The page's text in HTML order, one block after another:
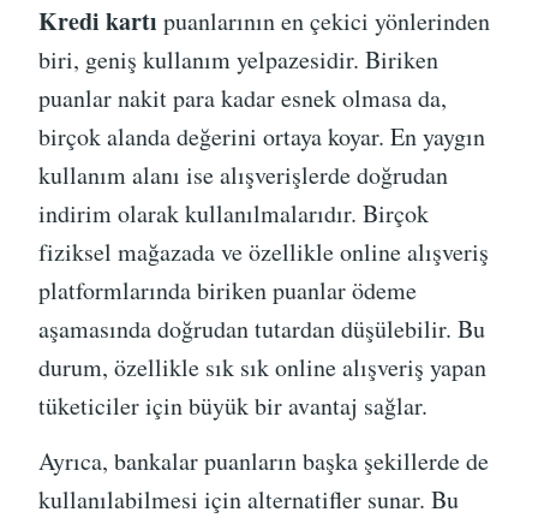
Kredi kartı puanlarının en çekici yönlerinden
biri, geniş kullanım yelpazesidir. Biriken
puanlar nakit para kadar esnek olmasa da,
birçok alanda değerini ortaya koyar. En yaygın
kullanım alanı ise alışverişlerde doğrudan
indirim olarak kullanılmalarıdır. Birçok
fiziksel mağazada ve özellikle online alışveriş
platformlarında biriken puanlar ödeme
aşamasında doğrudan tutardan düşülebilir. Bu
durum, özellikle sık sık online alışveriş yapan
tüketiciler için büyük bir avantaj sağlar.
Ayrıca, bankalar puanların başka şekillerde de
kullanılabilmesi için alternatifler sunar. Bu